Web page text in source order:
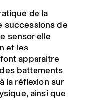
de la
successions de
sensorielle
et les
apparaitre
battements
la réflexion sur
ainsi que